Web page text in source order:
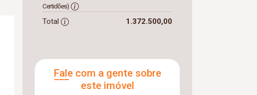
Certidões)
Total 1.372.500,00
Fale com a gente sobre
este imóvel